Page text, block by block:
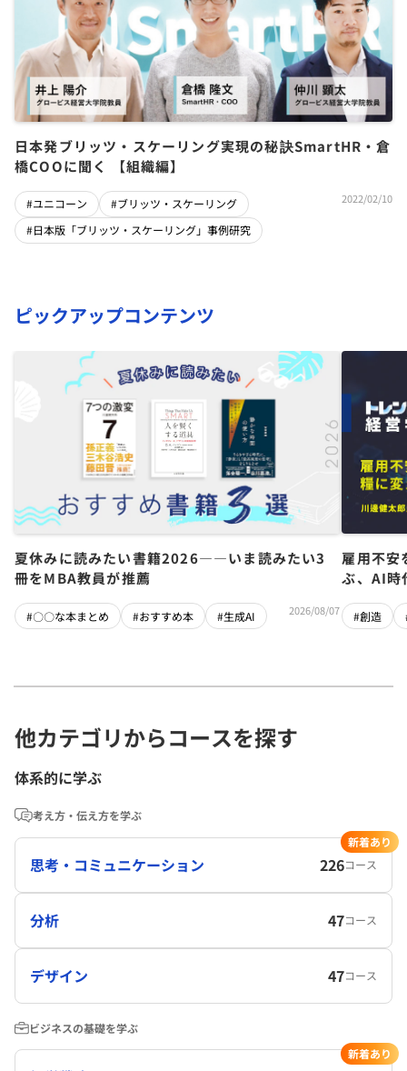
日本発ブリッツ・スケーリング実現の秘訣SmartHR・倉
橋COOに聞く 【組織編】
#ユニコーン
#ブリッツ・スケーリング
#日本版「ブリッツ・スケーリング」事例研究
2022/02/10
ピックアップコンテンツ
夏休みに読みたい書籍2026――いま読みたい3
冊をMBA教員が推薦
#〇〇な本まとめ #おすすめ本 #生成AI 2026/08/07
雇用不
ぶ、AI時
#創造
他カテゴリからコースを探す
体系的に学ぶ
考え方・伝え方を学ぶ
思考・コミュニケーション 226コース
新着あり
分析 47コース
デザイン 47コース
ビジネスの基礎を学ぶ
新着あり